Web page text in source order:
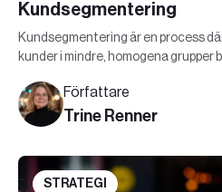
Kundsegmentering
Kundsegmentering är en process
kunder i mindre, homogena grupper
Författare
Trine Renner
STRATEGI